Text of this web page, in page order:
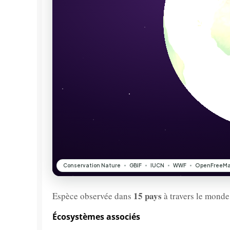
Espèce observée dans 15 pays à travers le
Écosystèmes associés